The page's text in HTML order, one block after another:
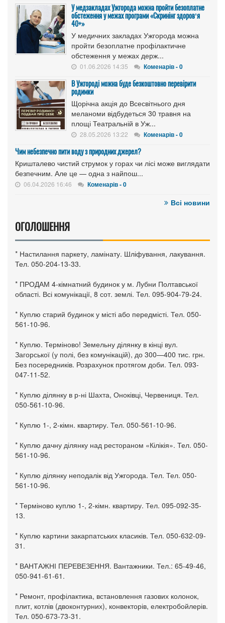
У медзакладах Ужгорода можна пройти безоплатне
обстеження у межах програми «Скринінг здоровʼя
40+»
У медичних закладах Ужгорода можна
пройти безоплатне профілактичне
обстеження у межах держ...
01.06.2026 14:35 Коменарів - 0
В Ужгороді можна буде безкоштовно перевірити
родимки
Щорічна акція до Всесвітнього дня
меланоми відбудеться 30 травня на
площі Театральній в Уж...
28.05.2026 13:22 Коменарів - 0
Чим небезпечно пити воду з природних джерел?
Кришталево чистий струмок у горах чи лісі може виглядати
безпечним. Але це — одна з найпош...
06.04.2026 16:46 Коменарів - 0
Всі новини
ОГОЛОШЕННЯ
* Настилання паркету, ламінату. Шліфування, лакування.
Тел. 050-204-13-33.
* ПРОДАМ 4-кімнатний будинок у м. Лубни Полтавської
області. Всі комунікації, 8 сот. землі. Тел. 095-904-79-24.
* Куплю старий будинок у місті або передмісті. Тел. 050-
561-10-96.
* Куплю. Терміново! Земельну ділянку в кінці вул.
Загорської (у полі, без комунікацій), до 300—400 тис. грн.
Без посередників. Розрахунок протягом доби. Тел. 093-
047-11-52.
* Куплю ділянку в р-ні Шахта, Оноківці, Червениця. Тел.
050-561-10-96.
* Куплю 1-, 2-кімн. квартиру. Тел. 050-561-10-96.
* Куплю дачну ділянку над рестораном «Кілікія». Тел. 050-
561-10-96.
* Куплю ділянку неподалік від Ужгорода. Тел. Тел. 050-
561-10-96.
* Терміново куплю 1-, 2-кімн. квартиру. Тел. 095-092-35-
13.
* Куплю картини закарпатських класиків. Тел. 050-632-09-
31.
* ВАНТАЖНІ ПЕРЕВЕЗЕННЯ. Вантажники. Тел.: 65-49-46,
050-941-61-61.
* Ремонт, профілактика, встановлення газових колонок,
плит, котлів (двоконтурних), конвекторів, електробойлерів.
Тел. 050-673-73-31.